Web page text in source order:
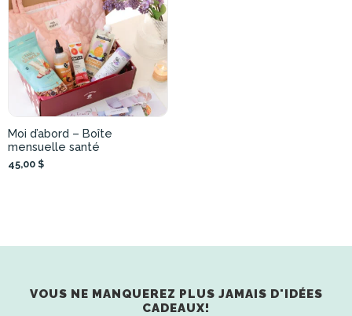
Moi d’abord – Boîte
mensuelle santé
45,00 $
VOUS NE MANQUEREZ PLUS JAMAIS D'IDÉES
CADEAUX!